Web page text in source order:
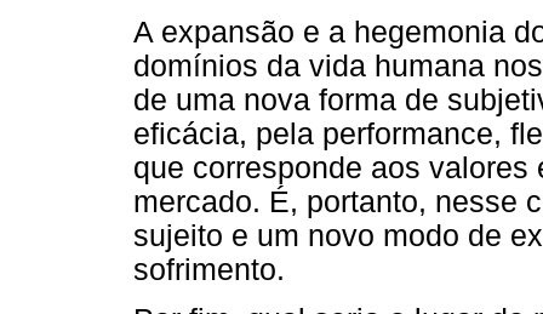
A expansão e a hegemonia
domínios da vida humana
de uma nova forma de
eficácia, pela performance,
que corresponde aos
mercado. É, portanto, nesse
sujeito e um novo modo de
sofrimento.